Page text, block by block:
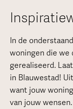
In de
woningen die we
gerealiseerd.
in Blauwestad!
want jouw
van jouw wensen.